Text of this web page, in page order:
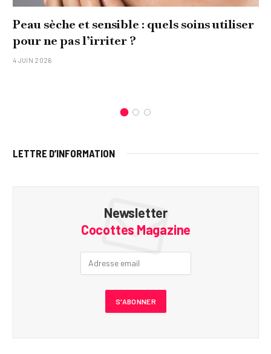
Peau sèche et sensible : quels soins utiliser
pour ne pas l’irriter ?
4 JUIN 2026
LETTRE D’INFORMATION
Newsletter
Cocottes Magazine